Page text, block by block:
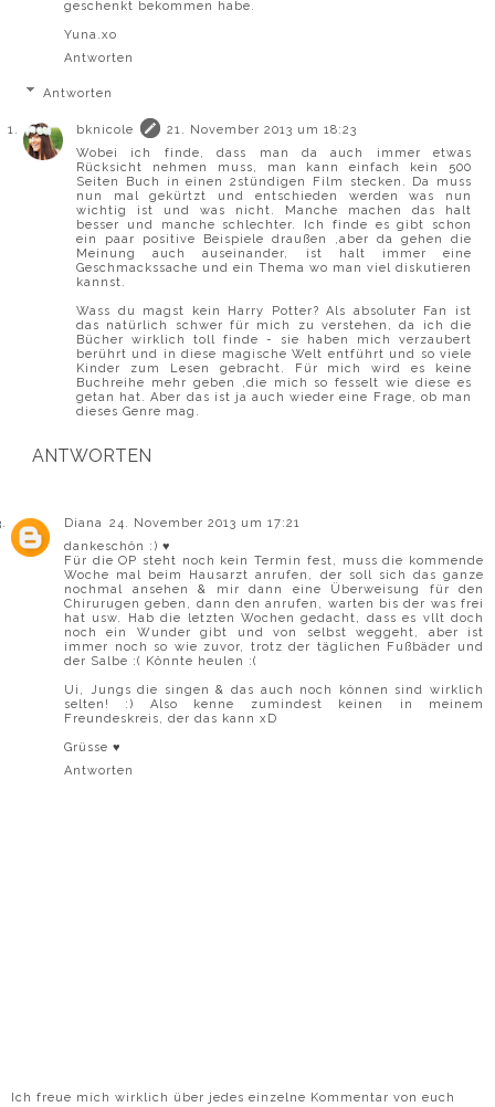
geschenkt bekommen habe.
Yuna.xo
Antworten
Antworten
bknicole
21. November 2013 um 18:23
Wobei ich finde, dass man da auch immer etwas
Rücksicht nehmen muss, man kann einfach kein 500
Seiten Buch in einen 2stündigen Film stecken. Da muss
nun mal gekürtzt und entschieden werden was nun
wichtig ist und was nicht. Manche machen das halt
besser und manche schlechter. Ich finde es gibt schon
ein paar positive Beispiele draußen ,aber da gehen die
Meinung auch auseinander, ist halt immer eine
Geschmackssache und ein Thema wo man viel diskutieren
kannst.
Wass du magst kein Harry Potter? Als absoluter Fan ist
das natürlich schwer für mich zu verstehen, da ich die
Bücher wirklich toll finde - sie haben mich verzaubert
berührt und in diese magische Welt entführt und so viele
Kinder zum Lesen gebracht. Für mich wird es keine
Buchreihe mehr geben ,die mich so fesselt wie diese es
getan hat. Aber das ist ja auch wieder eine Frage, ob man
dieses Genre mag.
ANTWORTEN
Diana 24. November 2013 um 17:21
dankeschön :) ♥
Für die OP steht noch kein Termin fest, muss die kommende
Woche mal beim Hausarzt anrufen, der soll sich das ganze
nochmal ansehen & mir dann eine Überweisung für den
Chirurugen geben, dann den anrufen, warten bis der was frei
hat usw. Hab die letzten Wochen gedacht, dass es vllt doch
noch ein Wunder gibt und von selbst weggeht, aber ist
immer noch so wie zuvor, trotz der täglichen Fußbäder und
der Salbe :( Könnte heulen :(
Ui, Jungs die singen & das auch noch können sind wirklich
selten! :) Also kenne zumindest keinen in meinem
Freundeskreis, der das kann xD
Grüsse ♥
Antworten
Ich freue mich wirklich über jedes einzelne Kommentar von euch